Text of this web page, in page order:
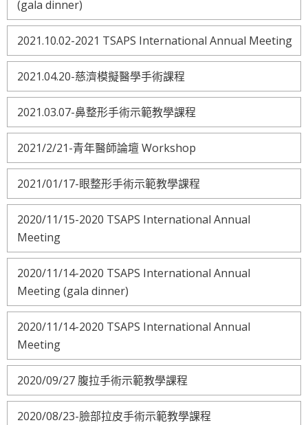
(gala dinner)
2021.10.02-2021 TSAPS International Annual Meeting
2021.04.20-慈濟模擬醫學手術課程
2021.03.07-鼻整形手術示範教學課程
2021/2/21-青年醫師論壇 Workshop
2021/01/17-眼整形手術示範教學課程
2020/11/15-2020 TSAPS International Annual
Meeting
2020/11/14-2020 TSAPS International Annual
Meeting (gala dinner)
2020/11/14-2020 TSAPS International Annual
Meeting
2020/09/27 腹拉手術示範教學課程
2020/08/23-臉部拉皮手術示範教學課程